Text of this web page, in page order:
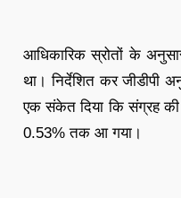
आधिकारिक स्रोतों के
था। निर्देशित कर
एक संकेत दिया कि संग्रह
0.53% तक आ गया।